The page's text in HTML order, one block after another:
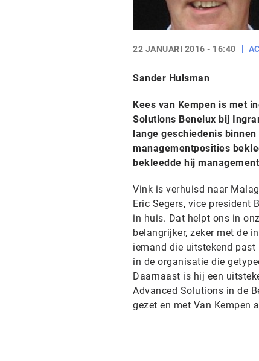
22 JANUARI 2016 - 16:40
Sander Hulsman
Kees van Kempen is met
Solutions Benelux bij
lange geschiedenis
managementposities
bekleedde hij
Vink is verhuisd naar
Eric Segers, vice president
in huis. Dat helpt ons in
belangrijker, zeker met de
iemand die uitstekend
in de organisatie die
Daarnaast is hij een
Advanced Solutions in de
gezet en met Van Kempen